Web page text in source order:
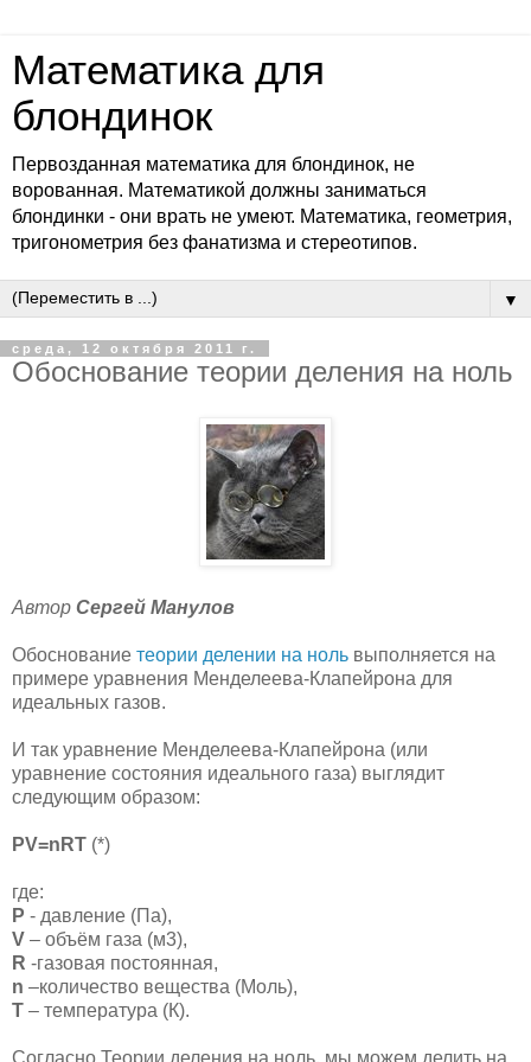
Математика для
блондинок
Первозданная математика для блондинок, не
ворованная. Математикой должны заниматься
блондинки - они врать не умеют. Математика, геометрия,
тригонометрия без фанатизма и стереотипов.
▼
среда, 12 октября 2011 г.
Обоснование теории деления на ноль
Автор Сергей Манулов
Обоснование теории делении на ноль выполняется на
примере уравнения Менделеева-Клапейрона для
идеальных газов.
И так уравнение Менделеева-Клапейрона (или
уравнение состояния идеального газа) выглядит
следующим образом:
PV=nRT (*)
где:
Р - давление (Па),
V – объём газа (м3),
R -газовая постоянная,
n –количество вещества (Моль),
Т – температура (К).
Согласно Теории деления на ноль, мы можем делить на